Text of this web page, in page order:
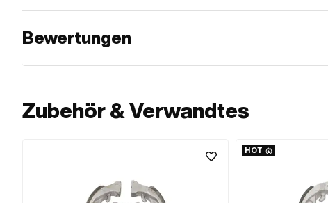
Bewertungen
Zubehör & Verwandtes
HOT